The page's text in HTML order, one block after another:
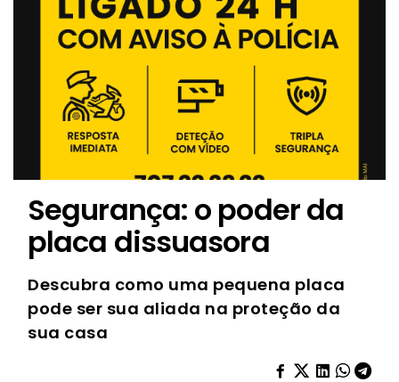
Segurança: o poder da
placa dissuasora
Descubra como uma pequena placa
pode ser sua aliada na proteção da
sua casa